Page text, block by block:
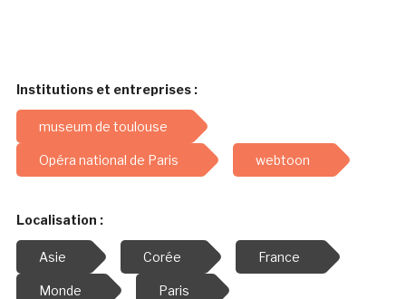
Institutions et entreprises :
museum de toulouse
Opéra national de Paris webtoon
Localisation :
Asie Corée France
Monde Paris